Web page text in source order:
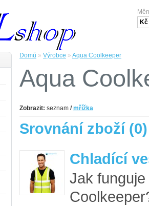
Kč
Domů » Výrobce » Aqua Coolkeeper
Aqua
Zobrazit: seznam / mřížka
Srovnání zboží (0)
Chladící
Jak